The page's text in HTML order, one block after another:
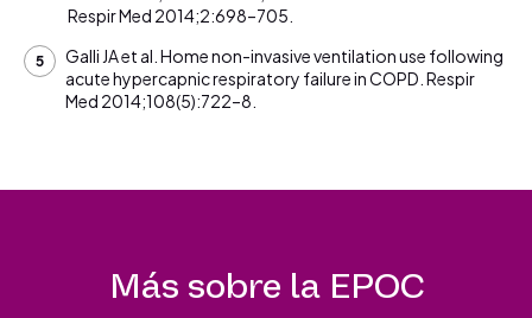
Respir Med 2014;2:698–705.
Galli JA et al. Home non-invasive ventilation use following
acute hypercapnic respiratory failure in COPD. Respir
Med 2014;108(5):722–8.
Más sobre la EPOC